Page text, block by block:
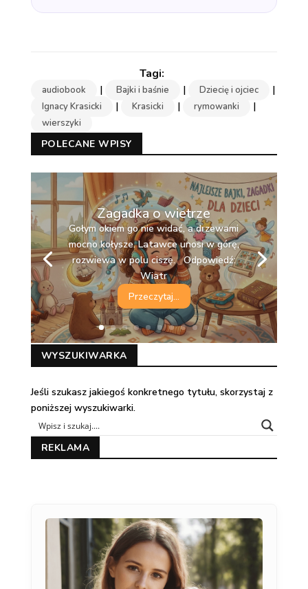
audiobook | Bajki i baśnie | Dziecię i ojciec |
Ignacy Krasicki | Krasicki | rymowanki |
wierszyki
POLECANE WPISY
Zagadka o wietrze
Gołym okiem go nie widać, a drzewami
mocno kołysze. Latawce unosi w górę,
rozwiewa w polu ciszę. Odpowiedź:
Wiatr
Przeczytaj...
WYSZUKIWARKA
Jeśli szukasz jakiegoś konkretnego tytułu, skorzystaj z
poniższej wyszukiwarki.
REKLAMA